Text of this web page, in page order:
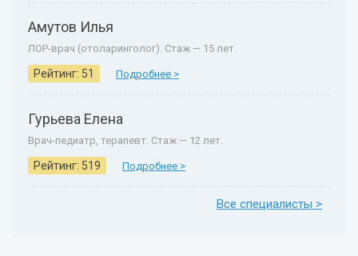
Амутов Илья
ЛОР-врач (отоларинголог). Стаж — 15 лет.
Рейтинг: 51 Подробнее >
Гурьева Елена
Врач-педиатр, терапевт. Стаж — 12 лет.
Рейтинг: 519 Подробнее >
Все специалисты >